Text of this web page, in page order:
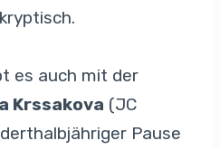
es auch mit der
Krssakova (JC
Pause